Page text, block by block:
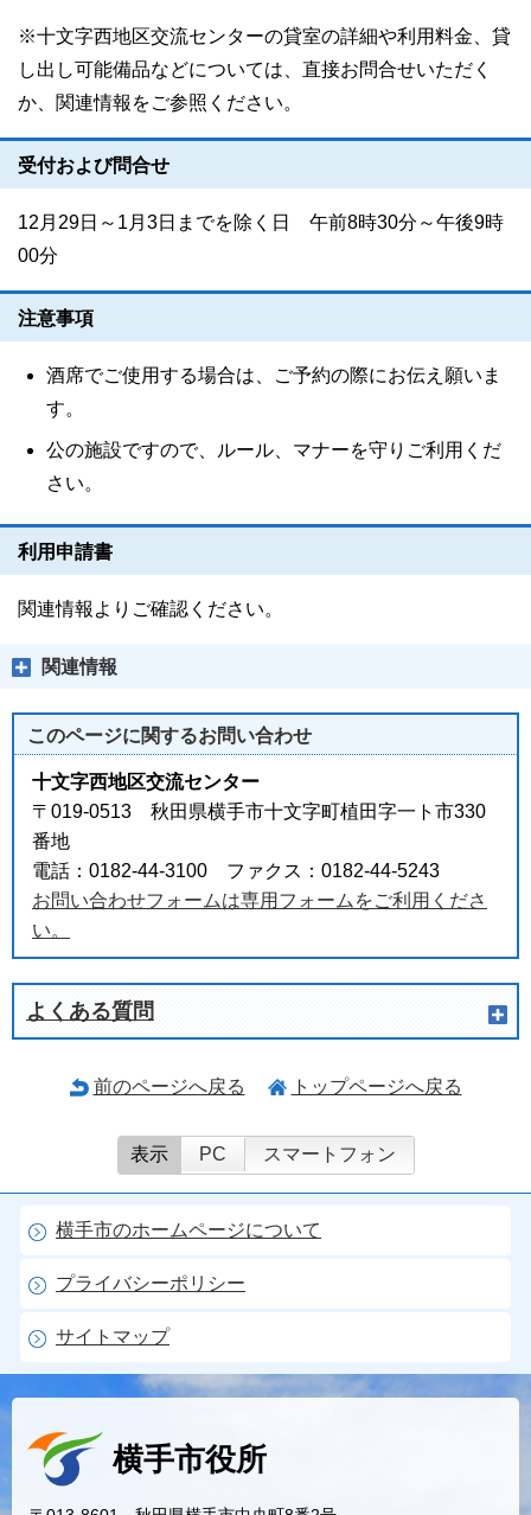
※十文字西地区交流センターの貸室の詳細や利用料金、貸
し出し可能備品などについては、直接お問合せいただく
か、関連情報 をご参照ください。
受付および問合せ
12月29日～1月3日までを除く日 午前8時30分～午後9時
00分
注意事項
酒席でご使用する場合は、ご予約の際にお伝え願いま
す。
公の施設ですので、ルール、マナーを守りご利用くだ
さい。
利用申請書
関連情報よりご確認ください。
関連情報
このページに関するお問い合わせ
十文字西地区交流センター
〒019-0513 秋田県横手市十文字町植田字一ト市330
番地
電話：0182-44-3100 ファクス：0182-44-5243
お問い合わせフォームは専用フォームをご利用くださ
い。
よくある質問
前のページへ戻る トップページへ戻る
表示 PC スマートフォン
横手市のホームページについて
プライバシーポリシー
サイトマップ
横手市役所